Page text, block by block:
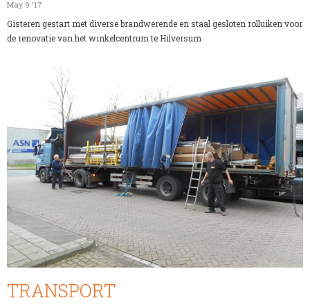
May 9 '17
Gisteren gestart met diverse brandwerende en staal gesloten rolluiken voor
de renovatie van het winkelcentrum te Hilversum
TRANSPORT